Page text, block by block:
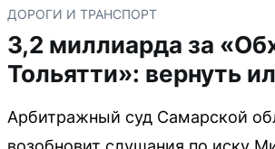
ДОРОГИ И ТРАНСПОРТ
3,2 миллиарда за
Тольятти»: вернуть
Арбитражный суд Самарской